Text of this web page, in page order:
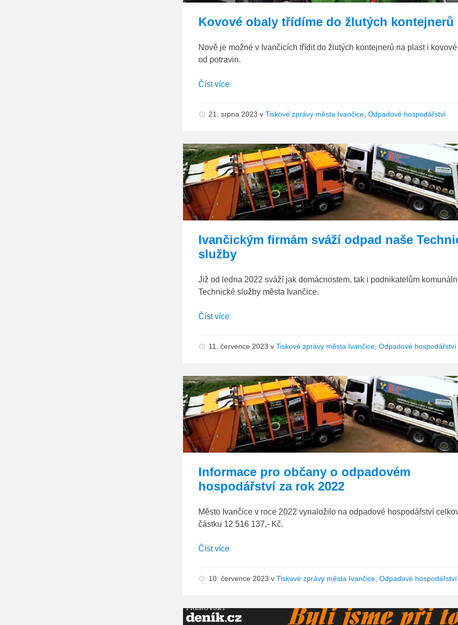
Kovové obaly třídíme do žlutých kontejnerů
Nově je možné v Ivančicích třídit do žlutých kontejnerů na plast i
od potravin.
Číst více
21. srpna 2023vTiskové zprávy města Ivančice ,Odpadové hospodářství
TSMI
svoz
kuka
odpad
Ivančickým firmám sváží odpad naše
služby
Již od ledna 2022 sváží jak domácnostem, tak i podnikatelům
Technické služby města Ivančice.
Číst více
11. července 2023vTiskové zprávy města Ivančice ,Odpadové hospodářství
TSMI
svoz
kuka
odpad
Informace pro občany o odpadovém
hospodářství za rok 2022
Město Ivančice v roce 2022 vynaložilo na odpadové hospodářství
částku 12 516 137,- Kč.
Číst více
10. července 2023vTiskové zprávy města Ivančice ,Odpadové hospodářství
*